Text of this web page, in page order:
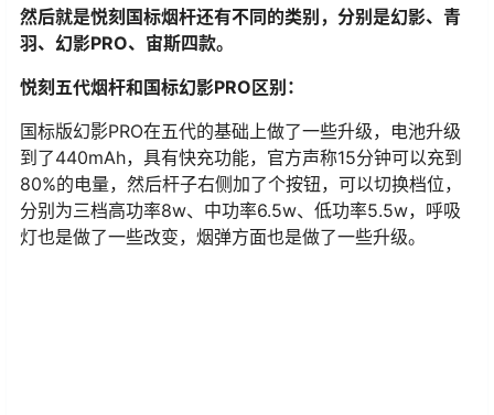
然后就是悦刻国标烟杆还有不同的类别，分别是幻影、青
羽、幻影PRO、宙斯四款。
悦刻五代烟杆和国标幻影PRO区别：
国标版幻影PRO在五代的基础上做了一些升级，电池升级
到了440mAh，具有快充功能，官方声称15分钟可以充到
80%的电量，然后杆子右侧加了个按钮，可以切换档位，
分别为三档高功率8w、中功率6.5w、低功率5.5w，呼吸
灯也是做了一些改变，烟弹方面也是做了一些升级。